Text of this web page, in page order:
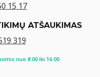
15 17
ATŠAUKIMAS
319
nuo 8:00 iki 16:00